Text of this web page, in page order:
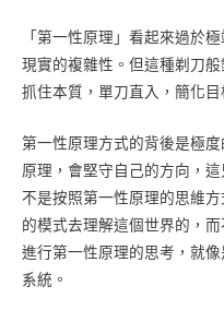
「第一性原理」看起來過於
現實的複雜性。但這種剃刀
抓住本質，單刀直入，簡化目
第一性原理方式的背後是極
原理，會堅守自己的方向，
不是按照第一性原理的思維
的模式去理解這個世界的，
進行第一性原理的思考，就
系統。